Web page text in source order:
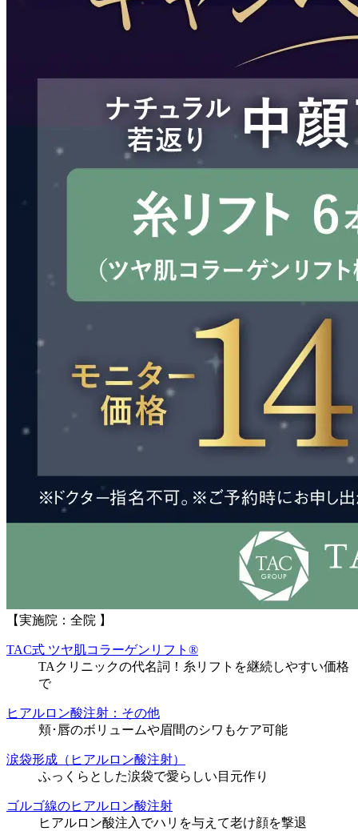
【実施院：全院 】
TAC式 ツヤ肌コラーゲンリフト®
TAクリニックの代名詞！糸リフトを継続しやすい価格
で
ヒアルロン酸注射：その他
頬･唇のボリュームや眉間のシワもケア可能
涙袋形成（ヒアルロン酸注射）
ふっくらとした涙袋で愛らしい目元作り
ゴルゴ線のヒアルロン酸注射
ヒアルロン酸注入でハリを与えて老け顔を撃退